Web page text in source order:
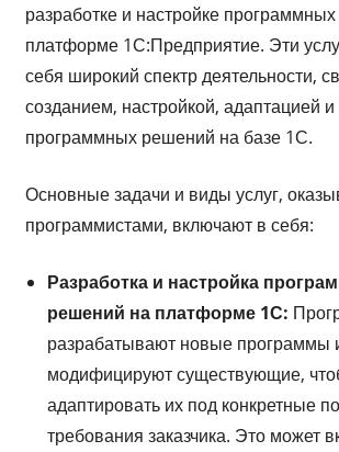
разработке и настройке
платформе 1С:Предприятие. Эти
себя широкий спектр деятельности,
созданием, настройкой, адаптацией
программных решений на базе 1С.
Основные задачи и виды услуг,
программистами, включают в себя:
Разработка и настройка
решений на платформе 1С:
разрабатывают новые программы
модифицируют существующие,
адаптировать их под конкретные
требования заказчика. Это может